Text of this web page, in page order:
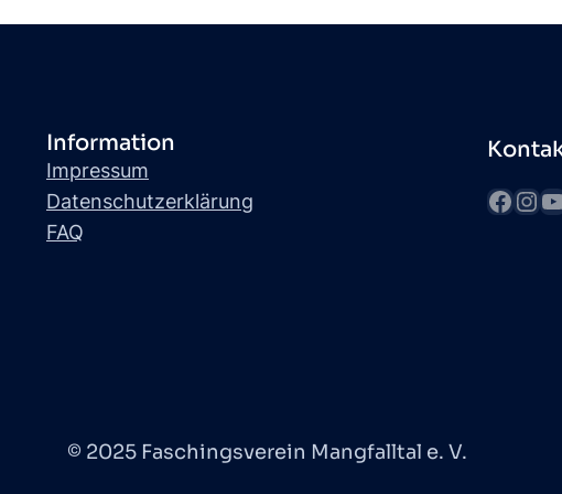
Information
Impressum
Datenschutzerklärung
FAQ
fb InstagramYouTube
© 2025 Faschingsverein Mangfalltal e. V.